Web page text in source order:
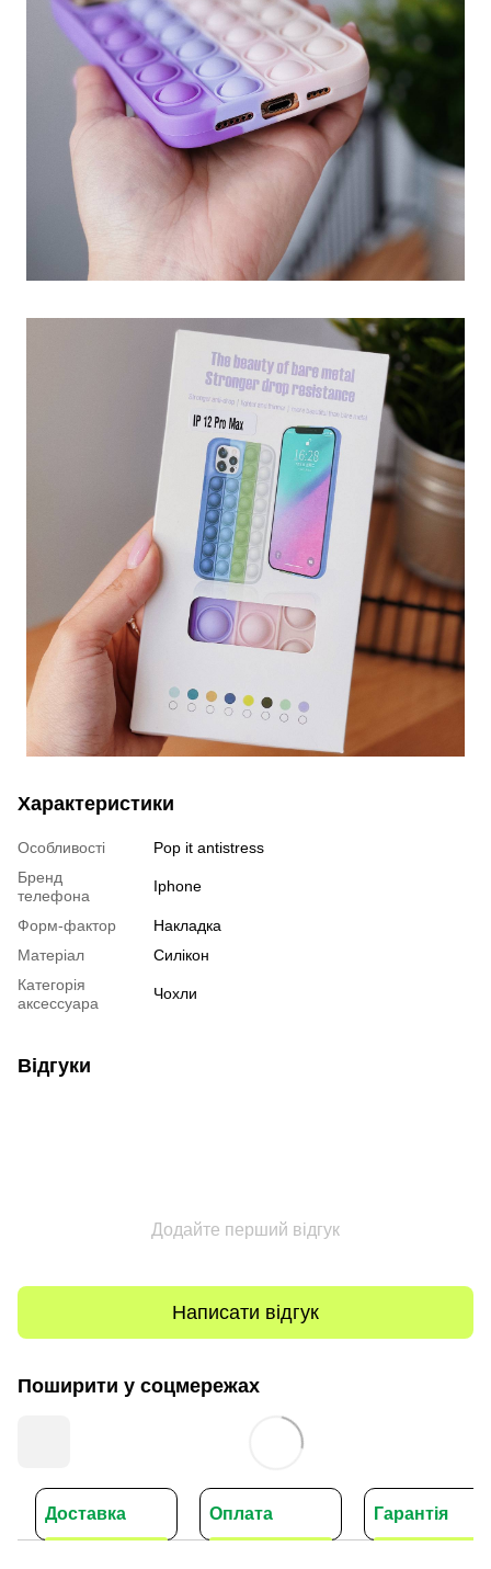
Характеристики
Особливості
Pop it antistress
Бренд
телефона
Iphone
Форм-фактор
Накладка
Матеріал
Силікон
Категорія
аксессуара
Чохли
Відгуки
Додайте перший відгук
Написати відгук
Поширити у соцмережах
Доставка Оплата Гарантія